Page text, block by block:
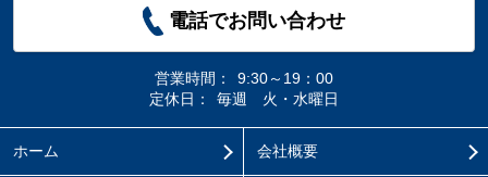
電話でお問い合わせ
営業時間：
9:30～19：00
定休日：
毎週 火・水曜日
ホーム 会社概要